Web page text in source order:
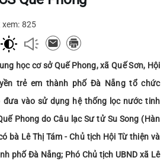
825
học cơ sở Quế Phong, xã Quế Sơn, Hội
trẻ em thành phố Đà Nẵng tổ chức
đưa vào sử dụng hệ thống lọc nước tinh
Phong do Câu lạc Sư tử Su Song (Hàn
bà Lê Thị Tám - Chủ tịch Hội Từ thiện và
phố Đà Nẵng; Phó Chủ tịch UBND xã Lê